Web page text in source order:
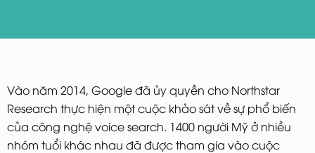
Vào năm 2014, Google đã ủy quyền cho Northstar
Research thực hiện một cuộc khảo sát về sự phổ biến
của công nghệ voice search. 1400 người Mỹ ở nhiều
nhóm tuổi khác nhau đã được tham gia vào cuộc